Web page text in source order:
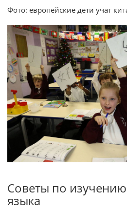
Фото: европейские дети учат
Советы по изучению
языка